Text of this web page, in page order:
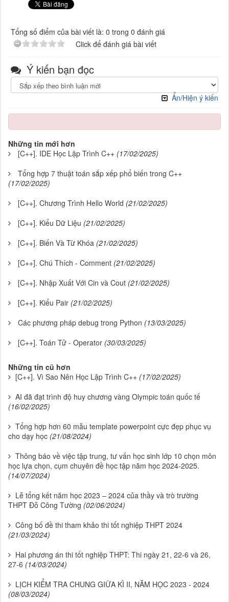
Tổng số điểm của bài viết là: 0 trong 0 đánh giá
Click để đánh giá bài viết
Ý kiến bạn đọc
Ẩn/Hiện ý kiến
Những tin mới hơn
[C++]. IDE Học Lập Trình C++ (17/02/2025)
Tổng hợp 7 thuật toán sắp xếp phổ biến trong C++
(17/02/2025)
[C++]. Chương Trình Hello World (21/02/2025)
[C++]. Kiểu Dữ Liệu (21/02/2025)
[C++]. Biến Và Từ Khóa (21/02/2025)
[C++]. Chú Thích - Comment (21/02/2025)
[C++]. Nhập Xuất Với Cin và Cout (21/02/2025)
[C++]. Kiểu Pair (21/02/2025)
Các phương pháp debug trong Python (13/03/2025)
[C++]. Toán Tử - Operator (30/03/2025)
Những tin cũ hơn
[C++]. Vì Sao Nên Học Lập Trình C++ (17/02/2025)
AI đã đạt trình độ huy chương vàng Olympic toán quốc tế
(16/02/2025)
Tổng hợp hơn 60 mẫu template powerpoint cực đẹp phục vụ
cho dạy học (21/08/2024)
Thông báo về việc tập trung, tư vấn học sinh lớp 10 chọn môn
học lựa chọn, cụm chuyên đề học tập năm học 2024-2025.
(14/07/2024)
Lễ tổng kết năm học 2023 – 2024 của thầy và trò trường
THPT Đỗ Công Tường (02/06/2024)
Công bố đề thi tham khảo thi tốt nghiệp THPT 2024
(21/03/2024)
Hai phương án thi tốt nghiệp THPT: Thi ngày 21, 22-6 và 26,
27-6 (14/03/2024)
LỊCH KIỂM TRA CHUNG GIỮA KÌ II, NĂM HỌC 2023 - 2024
(08/03/2024)